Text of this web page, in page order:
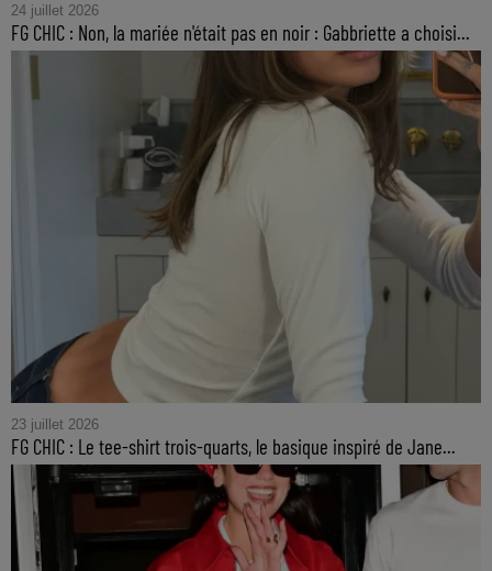
24 juillet 2026
FG CHIC : Non, la mariée n'était pas en noir : Gabbriette a choisi...
23 juillet 2026
FG CHIC : Le tee-shirt trois-quarts, le basique inspiré de Jane...